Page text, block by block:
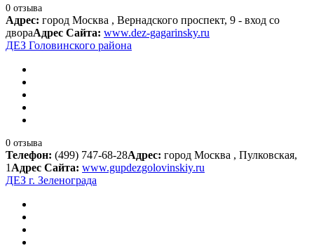
0 отзыва
Адрес: город Москва , Вернадского проспект, 9 - вход со
двораАдрес Сайта: www.dez-gagarinsky.ru
ДЕЗ Головинского района
0 отзыва
Телефон: (499) 747-68-28Адрес: город Москва , Пулковская,
1 Адрес Сайта: www.gupdezgolovinskiy.ru
ДЕЗ г. Зеленограда